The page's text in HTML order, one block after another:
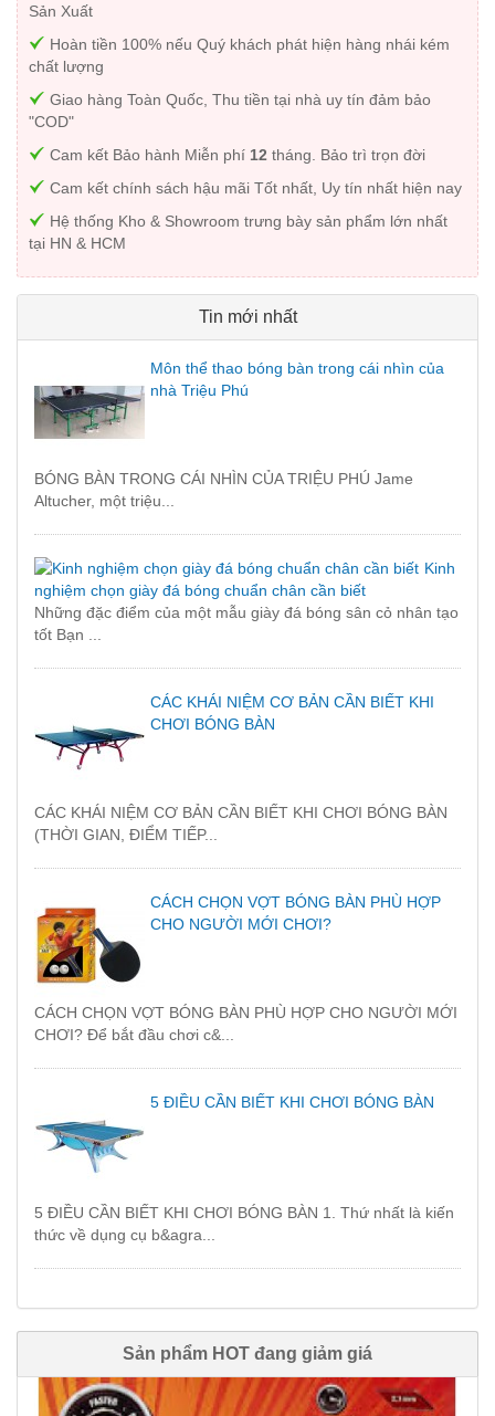
Sản Xuất
Hoàn tiền 100% nếu Quý khách phát hiện hàng nhái kém
chất lượng
Giao hàng Toàn Quốc, Thu tiền tại nhà uy tín đảm bảo
"COD"
Cam kết Bảo hành Miễn phí 12 tháng. Bảo trì trọn đời
Cam kết chính sách hậu mãi Tốt nhất, Uy tín nhất hiện nay
Hệ thống Kho & Showroom trưng bày sản phẩm lớn nhất
tại HN & HCM
Tin mới nhất
Môn thể thao bóng bàn trong cái nhìn của
nhà Triệu Phú
BÓNG BÀN TRONG CÁI NHÌN CỦA TRIỆU PHÚ Jame
Altucher, một triệu...
Kinh
nghiệm chọn giày đá bóng chuẩn chân cần biết
Những đặc điểm của một mẫu giày đá bóng sân cỏ nhân tạo
tốt Bạn ...
CÁC KHÁI NIỆM CƠ BẢN CẦN BIẾT KHI
CHƠI BÓNG BÀN
CÁC KHÁI NIỆM CƠ BẢN CẦN BIẾT KHI CHƠI BÓNG BÀN
(THỜI GIAN, ĐIỂM TIẾP...
CÁCH CHỌN VỢT BÓNG BÀN PHÙ HỢP
CHO NGƯỜI MỚI CHƠI?
CÁCH CHỌN VỢT BÓNG BÀN PHÙ HỢP CHO NGƯỜI MỚI
CHƠI? Để bắt đầu chơi c&...
5 ĐIỀU CẦN BIẾT KHI CHƠI BÓNG BÀN
5 ĐIỀU CẦN BIẾT KHI CHƠI BÓNG BÀN 1. Thứ nhất là kiến
thức về dụng cụ b&agra...
Sản phẩm HOT đang giảm giá